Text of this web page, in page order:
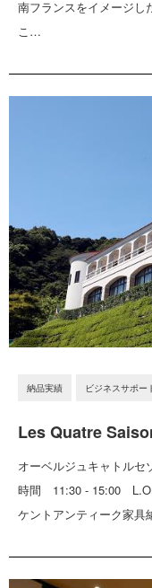
南フランスをイメージし
こ…
納品実績 ビジネスサポー
Les Quatre
オーベルジュキャトル
時間 11:30 - 15:00
ケントアンティーク家具